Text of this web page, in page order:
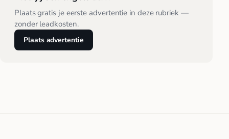
Plaats gratis je eerste advertentie in deze rubriek —
zonder leadkosten.
Plaats advertentie